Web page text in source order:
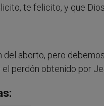
te felicito, y que
del aborto, pero
perdón obtenido por